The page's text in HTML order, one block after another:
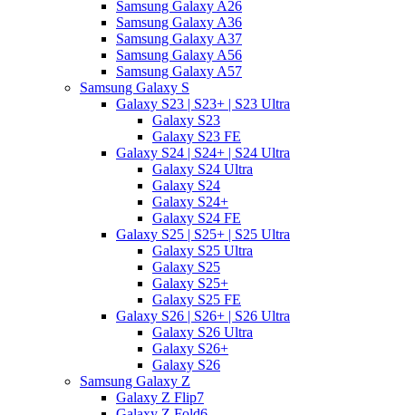
Samsung Galaxy A26
Samsung Galaxy A36
Samsung Galaxy A37
Samsung Galaxy A56
Samsung Galaxy A57
Samsung Galaxy S
Galaxy S23 | S23+ | S23 Ultra
Galaxy S23
Galaxy S23 FE
Galaxy S24 | S24+ | S24 Ultra
Galaxy S24 Ultra
Galaxy S24
Galaxy S24+
Galaxy S24 FE
Galaxy S25 | S25+ | S25 Ultra
Galaxy S25 Ultra
Galaxy S25
Galaxy S25+
Galaxy S25 FE
Galaxy S26 | S26+ | S26 Ultra
Galaxy S26 Ultra
Galaxy S26+
Galaxy S26
Samsung Galaxy Z
Galaxy Z Flip7